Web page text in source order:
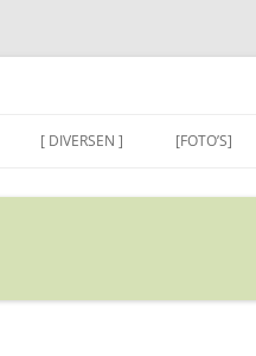
[ DIVERSEN ] [FOTO’S]